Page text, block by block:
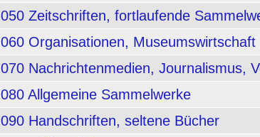
050 Zeitschriften, fortlaufende
060 Organisationen, Museumswirtschaft
070 Nachrichtenmedien, Journalismus,
080 Allgemeine Sammelwerke
090 Handschriften, seltene Bücher